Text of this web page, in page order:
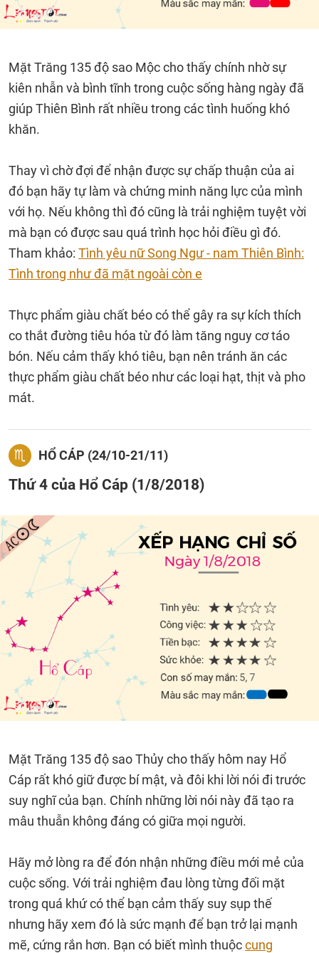
Mặt Trăng 135 độ sao Mộc cho thấy chính nhờ sự
kiên nhẫn và bình tĩnh trong cuộc sống hàng ngày đã
giúp Thiên Bình rất nhiều trong các tình huống khó
khăn.
Thay vì chờ đợi để nhận được sự chấp thuận của ai
đó bạn hãy tự làm và chứng minh năng lực của mình
với họ. Nếu không thì đó cũng là trải nghiệm tuyệt vời
mà bạn có được sau quá trình học hỏi điều gì đó.
Tham khảo: Tình yêu nữ Song Ngư - nam Thiên Bình:
Tình trong như đã mặt ngoài còn e
Thực phẩm giàu chất béo có thể gây ra sự kích thích
co thắt đường tiêu hóa từ đó làm tăng nguy cơ táo
bón. Nếu cảm thấy khó tiêu, bạn nên tránh ăn các
thực phẩm giàu chất béo như các loại hạt, thịt và pho
mát.
HỔ CÁP (24/10-21/11)
Thứ 4 của Hổ Cáp (1/8/2018)
Mặt Trăng 135 độ sao Thủy cho thấy hôm nay Hổ
Cáp rất khó giữ được bí mật, và đôi khi lời nói đi trước
suy nghĩ của bạn. Chính những lời nói này đã tạo ra
mâu thuẫn không đáng có giữa mọi người.
Hãy mở lòng ra để đón nhận những điều mới mẻ của
cuộc sống. Với trải nghiệm đau lòng từng đối mặt
trong quá khứ có thể bạn cảm thấy suy sụp thế
nhưng hãy xem đó là sức mạnh để bạn trở lại mạnh
mẽ, cứng rắn hơn. Bạn có biết mình thuộccung